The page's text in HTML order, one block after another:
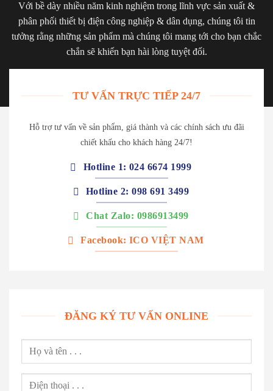
Với bề dày nhiều năm kinh nghiệm trong lĩnh vực sản xuất &
phân phối thiết bị điện công nghiệp & dân dụng, chúng tôi tin
tưởng rằng những sản phẩm mà chúng tôi mang tới cho bạn chắc
chắn sẽ khiến bạn hài lòng tuyệt đối.
TƯ VẤN TRỰC TIẾP 24/7
Hỗ trợ tư vấn về sản phẩm, giá thành và các chính sách ưu đãi
chiết khấu cho khách hàng 24/7!
Hotline 1: 024 6674 1999
Hotline 2: 098 691 3499
Chat Zalo: 0986913499
Facebook: ICO VIỆT NAM
ĐĂNG KÝ TƯ VẤN ONLINE